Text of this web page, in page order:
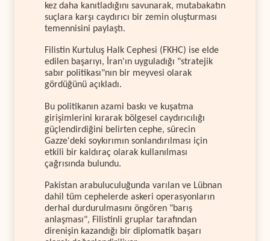
kez daha kanıtladığını savunarak, mutabakatın
suçlara karşı caydırıcı bir zemin oluşturması
temennisini paylaştı.
Filistin Kurtuluş Halk Cephesi (FKHC) ise elde
edilen başarıyı, İran'ın uyguladığı "stratejik
sabır politikası"nın bir meyvesi olarak
gördüğünü açıkladı.
Bu politikanın azami baskı ve kuşatma
girişimlerini kırarak bölgesel caydırıcılığı
güçlendirdiğini belirten cephe, sürecin
Gazze'deki soykırımın sonlandırılması için
etkili bir kaldıraç olarak kullanılması
çağrısında bulundu.
Pakistan arabuluculuğunda varılan ve Lübnan
dahil tüm cephelerde askeri operasyonların
derhal durdurulmasını öngören "barış
anlaşması", Filistinli gruplar tarafından
direnişin kazandığı bir diplomatik başarı